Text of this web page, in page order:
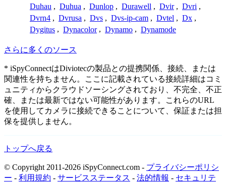
Duhau , Duhua , Dunlop , Durawell , Dvir , Dvri ,
Dvrn4 , Dvrusa , Dvs , Dvs-ip-cam , Dvtel , Dx ,
Dygitus , Dynacolor , Dynamo , Dynamode
さらに多くのソース
* iSpyConnectはDiviotecの製品との提携関係、接続、または
関連性を持ちません。ここに記載されている接続詳細はコミ
ュニティからクラウドソーシングされており、不完全、不正
確、または最新ではない可能性があります。これらのURL
を使用してカメラに接続できることについて、保証または担
保を提供しません。
トップへ戻る
© Copyright 2011-2026 iSpyConnect.com - プライバシーポリシ
ー - 利用規約 - サービスステータス - 法的情報 - セキュリテ